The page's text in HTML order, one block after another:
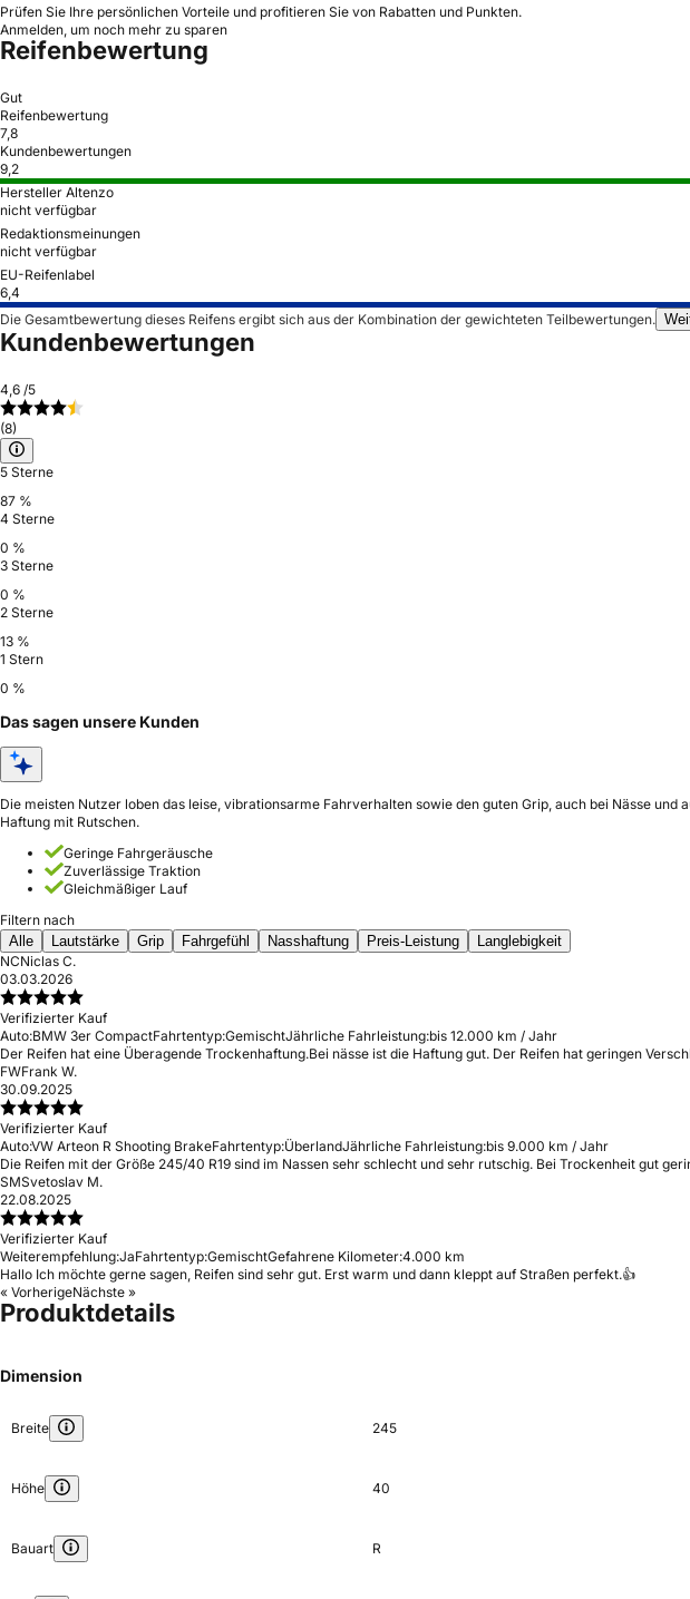
Prüfen Sie Ihre persönlichen Vorteile und profitieren Sie von Rabatten und Punkten.
Anmelden, um noch mehr zu sparen
Reifenbewertung
Gut
Reifenbewertung
7,8
Kundenbewertungen
9,2
Hersteller Altenzo
nicht verfügbar
Redaktionsmeinungen
nicht verfügbar
EU-Reifenlabel
6,4
Die Gesamtbewertung dieses Reifens ergibt sich aus der Kombination der gewichteten Teilbewertungen.
Kundenbewertungen
4,6 /5
(8)
5 Sterne
87 %
4 Sterne
0 %
3 Sterne
0 %
2 Sterne
13 %
1 Stern
0 %
Das sagen unsere Kunden
Die meisten Nutzer loben das leise, vibrationsarme Fahrverhalten sowie den guten Grip, auch bei Nässe
Haftung mit Rutschen.
Geringe Fahrgeräusche
Zuverlässige Traktion
Gleichmäßiger Lauf
Filtern nach
Alle
Lautstärke Grip Fahrgefühl Nasshaftung Preis-Leistung
Langlebigkeit
NCNiclas C.
03.03.2026
Verifizierter Kauf
Auto:BMW 3er CompactFahrtentyp:GemischtJährliche Fahrleistung:bis 12.000 km / Jahr
Der Reifen hat eine Überagende Trockenhaftung.Bei nässe ist die Haftung gut. Der Reifen hat geringen
FWFrank W.
30.09.2025
Verifizierter Kauf
Auto:VW Arteon R Shooting BrakeFahrtentyp:ÜberlandJährliche Fahrleistung:bis 9.000 km / Jahr
Die Reifen mit der Größe 245/40 R19 sind im Nassen sehr schlecht und sehr rutschig. Bei Trockenheit gut
SMSvetoslav M.
22.08.2025
Verifizierter Kauf
Weiterempfehlung:JaFahrtentyp:GemischtGefahrene Kilometer:4.000 km
Hallo Ich möchte gerne sagen, Reifen sind sehr gut. Erst warm und dann kleppt auf Straßen perfekt.👍
« VorherigeNächste »
Produktdetails
Dimension
Breite 245
Höhe 40
Bauart R